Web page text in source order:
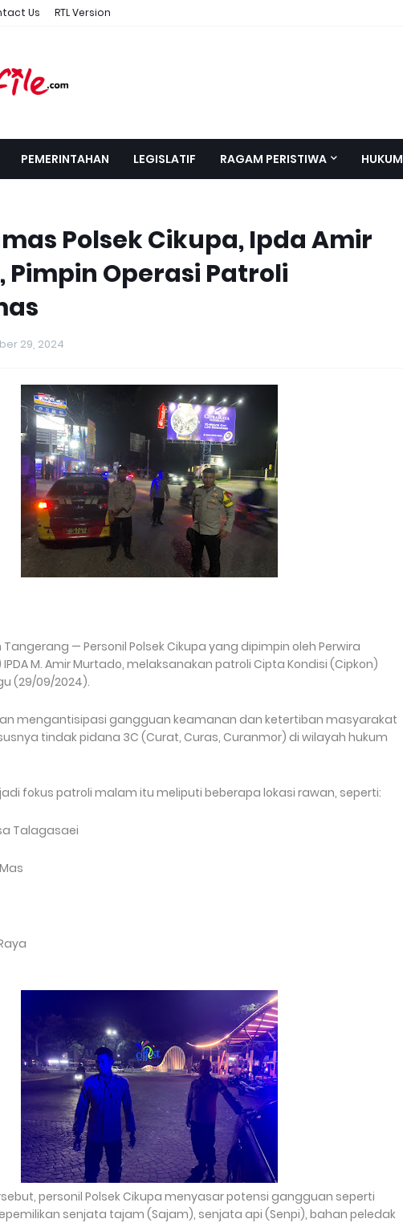
Us RTL Version
PEMERINTAHAN LEGISLATIF RAGAM PERISTIWA HUKUM
Polsek Cikupa, Ipda Amir
Pimpin Operasi Patroli
29, 2024
Tangerang — Personil Polsek Cikupa yang dipimpin oleh Perwira
M. Amir Murtado, melaksanakan patroli Cipta Kondisi (Cipkon)
(29/09/2024).
mengantisipasi gangguan keamanan dan ketertiban masyarakat
tindak pidana 3C (Curat, Curas, Curanmor) di wilayah hukum
fokus patroli malam itu meliputi beberapa lokasi rawan, seperti:
Talagasaei
personil Polsek Cikupa menyasar potensi gangguan seperti
senjata tajam (Sajam), senjata api (Senpi), bahan peledak